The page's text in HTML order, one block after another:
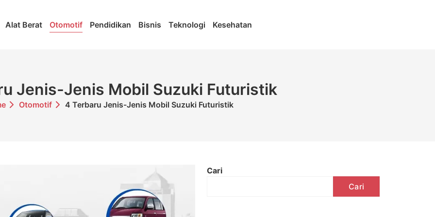
Alat Berat Otomotif Pendidikan Bisnis Teknologi Kesehatan
Jenis-Jenis Mobil Suzuki Futuristik
Otomotif 4 Terbaru Jenis-Jenis Mobil Suzuki Futuristik
Cari
Cari